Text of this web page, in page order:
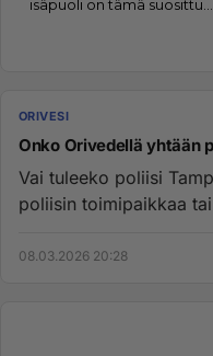
ORIVESI
Onko Orivedellä yhtään
Vai tuleeko poliisi
poliisin toimipaikkaa
08.03.2026 20:28